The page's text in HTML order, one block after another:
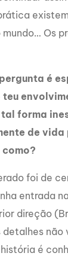
mundo… Os
é
teu
forma
de vida
foi de
entrada
direção
não
é